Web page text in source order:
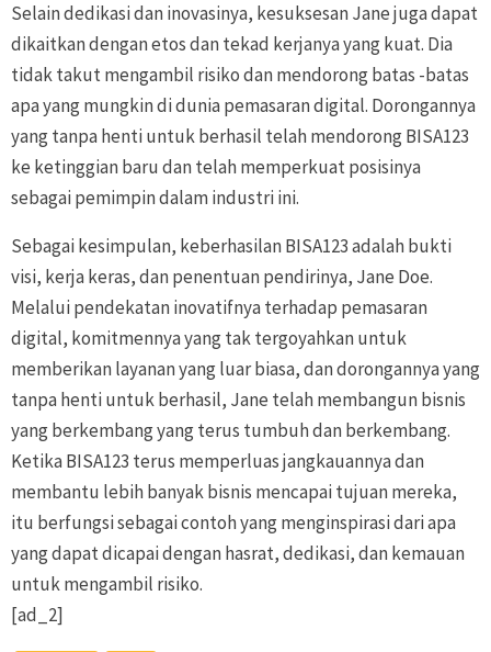
Selain dedikasi dan inovasinya, kesuksesan Jane juga dapat
dikaitkan dengan etos dan tekad kerjanya yang kuat. Dia
tidak takut mengambil risiko dan mendorong batas -batas
apa yang mungkin di dunia pemasaran digital. Dorongannya
yang tanpa henti untuk berhasil telah mendorong BISA123
ke ketinggian baru dan telah memperkuat posisinya
sebagai pemimpin dalam industri ini.
Sebagai kesimpulan, keberhasilan BISA123 adalah bukti
visi, kerja keras, dan penentuan pendirinya, Jane Doe.
Melalui pendekatan inovatifnya terhadap pemasaran
digital, komitmennya yang tak tergoyahkan untuk
memberikan layanan yang luar biasa, dan dorongannya yang
tanpa henti untuk berhasil, Jane telah membangun bisnis
yang berkembang yang terus tumbuh dan berkembang.
Ketika BISA123 terus memperluas jangkauannya dan
membantu lebih banyak bisnis mencapai tujuan mereka,
itu berfungsi sebagai contoh yang menginspirasi dari apa
yang dapat dicapai dengan hasrat, dedikasi, dan kemauan
untuk mengambil risiko.
[ad_2]